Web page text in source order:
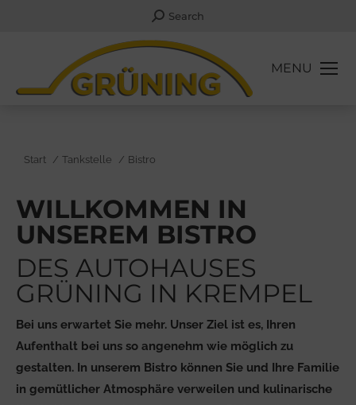
Search:
Search
MENU
Sie befinden sich hier:
Start Tankstelle Bistro
WILLKOMMEN IN
UNSEREM BISTRO
DES AUTOHAUSES
GRÜNING IN KREMPEL
Bei uns erwartet Sie mehr. Unser Ziel ist es, Ihren
Aufenthalt bei uns so angenehm wie möglich zu
gestalten. In unserem Bistro können Sie und Ihre Familie
in gemütlicher Atmosphäre verweilen und kulinarische